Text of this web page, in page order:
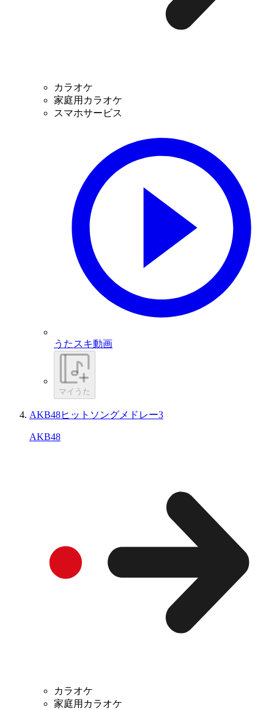
カラオケ
家庭用カラオケ
スマホサービス
うたスキ動画
マイうた
AKB48ヒットソングメドレー3
AKB48
カラオケ
家庭用カラオケ